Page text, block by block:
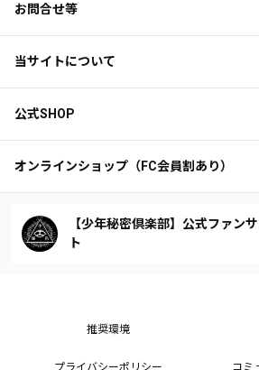
お問合せ等
当サイトについて
公式SHOP
オンラインショップ（FC会員割あり）
【少年秘密倶楽部】公式ファン
ト
推奨環境
プライバシーポリシー コミ